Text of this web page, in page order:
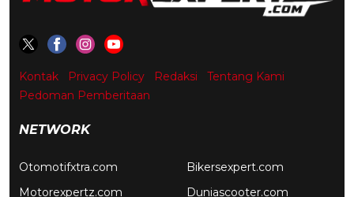
Kontak Privacy Policy Redaksi
Tentang Kami
Pedoman Pemberitaan
NETWORK
Otomotifxtra.com
Motorexpertz.com
Bikersexpert.com
Duniascooter.com